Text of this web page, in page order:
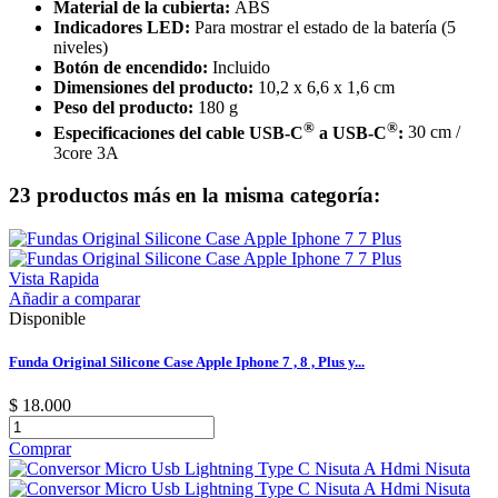
Material de la cubierta: ABS
Indicadores LED: Para mostrar el estado de la batería (5
niveles)
Botón de encendido: Incluido
Dimensiones del producto: 10,2 x 6,6 x 1,6 cm
Peso del producto: 180 g
Especificaciones del cable USB-C® a USB-C®: 30 cm /
3core 3A
23 productos más en la misma categoría:
Vista Rapida
Añadir a comparar
Disponible
Funda Original Silicone Case Apple Iphone 7 , 8 , Plus y...
$ 18.000
Comprar